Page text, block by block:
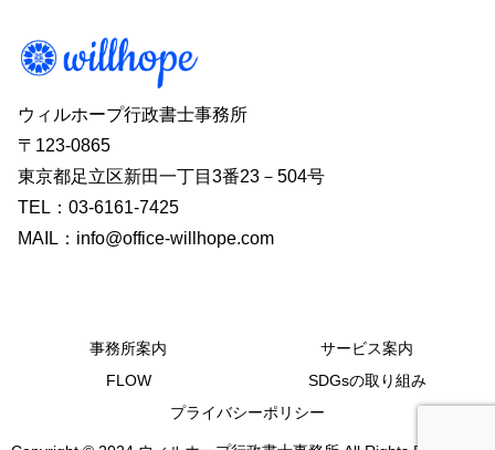
ウィルホープ行政書士事務所
〒123-0865
東京都足立区新田一丁目3番23－504号
TEL：03-6161-7425
MAIL：info@office-willhope.com
事務所案内
サービス案内
FLOW
SDGsの取り組み
プライバシーポリシー